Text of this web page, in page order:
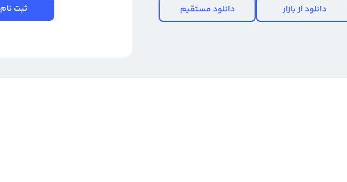
دانلود از بازار دانلود مستقیم ثبت نام